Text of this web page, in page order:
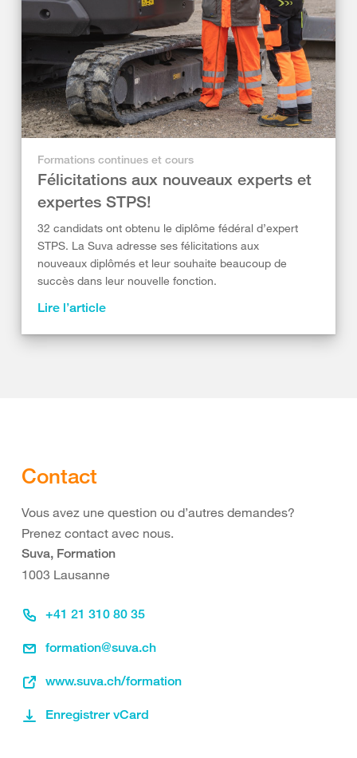
Formations continues et cours
Félicitations aux nouveaux experts et
expertes STPS!
32 candidats ont obtenu le diplôme fédéral d’expert
STPS. La Suva adresse ses félicitations aux
nouveaux diplômés et leur souhaite beaucoup de
succès dans leur nouvelle fonction.
Lire l’article
Contact
Vous avez une question ou d’autres demandes?
Prenez contact avec nous.
Suva, Formation
1003 Lausanne
+41 21 310 80 35
formation@suva.ch
www.suva.ch/formation
Enregistrer vCard